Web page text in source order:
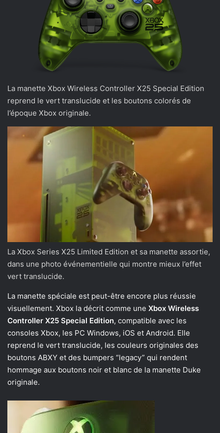
La manette Xbox Wireless Controller X25 Special Edition
reprend le vert translucide et les boutons colorés de
l’époque Xbox originale.
La Xbox Series X25 Limited Edition et sa manette assortie,
dans une photo événementielle qui montre mieux l’effet
vert translucide.
La manette spéciale est peut-être encore plus réussie
visuellement. Xbox la décrit comme une Xbox Wireless
Controller X25 Special Edition, compatible avec les
consoles Xbox, les PC Windows, iOS et Android. Elle
reprend le vert translucide, les couleurs originales des
boutons ABXY et des bumpers “legacy” qui rendent
hommage aux boutons noir et blanc de la manette Duke
originale.